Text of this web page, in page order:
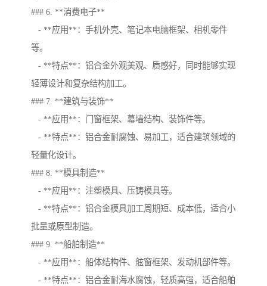
### 6. **消费电子**
- **应用**：手机外壳、笔记本电脑框架、相机零件
等。
- **特点**：铝合金外观美观、质感好，同时能够实现
轻薄设计和复杂结构加工。
### 7. **建筑与装饰**
- **应用**：门窗框架、幕墙结构、装饰件等。
- **特点**：铝合金耐腐蚀、易加工，适合建筑领域的
轻量化设计。
### 8. **模具制造**
- **应用**：注塑模具、压铸模具等。
- **特点**：铝合金模具加工周期短、成本低，适合小
批量或原型制造。
### 9. **船舶制造**
- **应用**：船体结构件、舷窗框架、发动机部件等。
- **特点**：铝合金耐海水腐蚀，轻质高强，适合船舶